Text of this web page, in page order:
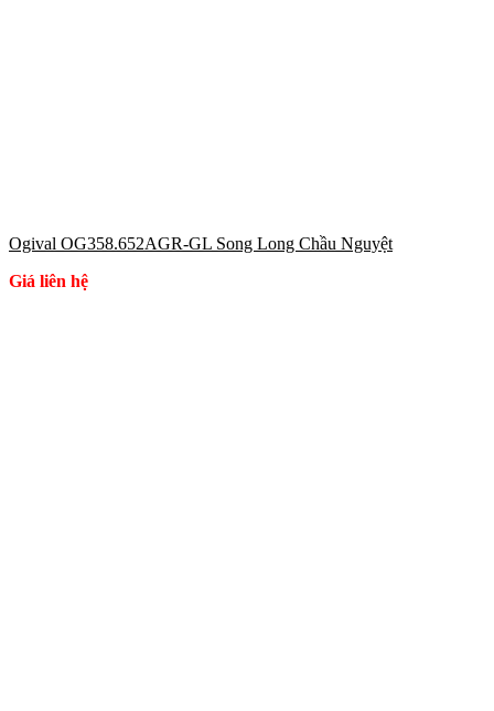
Ogival OG358.652AGR-GL Song Long Chầu Nguyệt
Giá liên hệ